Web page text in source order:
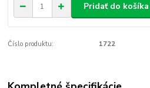
Pridať do košíka
Číslo produktu: 1722